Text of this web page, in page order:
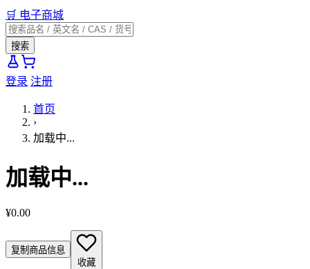
🛒 电子商城
搜索
登录 注册
首页
›
加载中...
加载中...
¥0.00
复制商品信息
收藏